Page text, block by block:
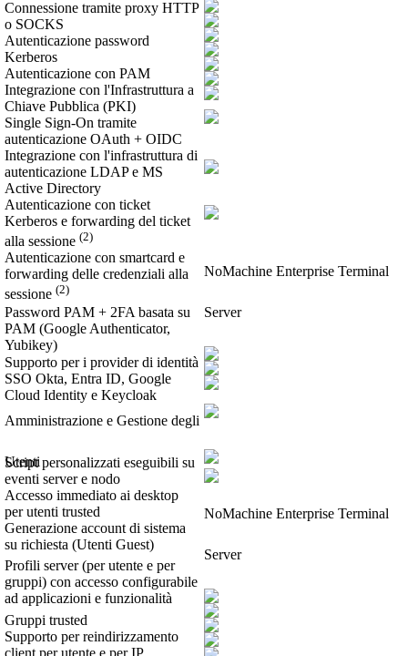
Connessione tramite proxy HTTP
o SOCKS
Autenticazione password
Kerberos
Autenticazione con PAM
Integrazione con l'Infrastruttura a
Chiave Pubblica (PKI)
Single Sign-On tramite
autenticazione OAuth + OIDC
Integrazione con l'infrastruttura di
autenticazione LDAP e MS
Active Directory
Autenticazione con ticket
Kerberos e forwarding del ticket
alla sessione (2)
Autenticazione con smartcard e
forwarding delle credenziali alla
sessione (2)
Password PAM + 2FA basata su
PAM (Google Authenticator,
Yubikey)
Supporto per i provider di identità
SSO Okta, Entra ID, Google
Cloud Identity e Keycloak
Amministrazione e Gestione degli
Utenti
Script personalizzati eseguibili su
eventi server e nodo
Accesso immediato ai desktop
per utenti trusted
Generazione account di sistema
su richiesta (Utenti Guest)
Profili server (per utente e per
gruppi) con accesso configurabile
ad applicazioni e funzionalità
Gruppi trusted
Supporto per reindirizzamento
NoMachine Enterprise Terminal
Server
NoMachine Enterprise Terminal
Server